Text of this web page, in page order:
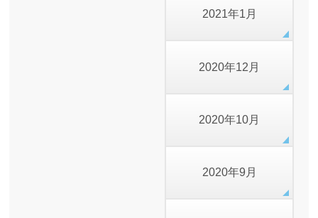
2021年1月
2020年12月
2020年10月
2020年9月